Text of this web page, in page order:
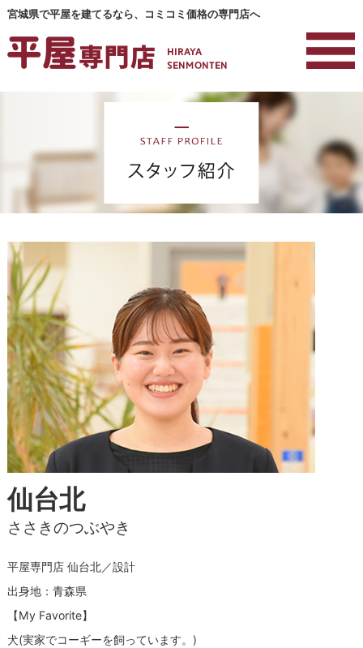
宮城県で平屋を建てるなら、コミコミ価格の専門店へ
仙台北
ささきのつぶやき
平屋専門店 仙台北／設計
出身地：青森県
【My Favorite】
犬(実家でコーギーを飼っています。)